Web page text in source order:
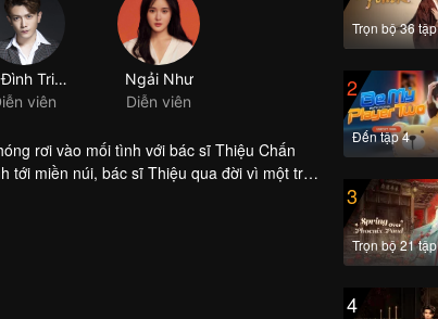
Lý Đình Triết
viên
Ngải Như
Diễn viên
rơi vào mối tình với bác sĩ Thiệu Chấn
tới miền núi, bác sĩ Thiệu qua đời vì một trận
viện. Lôi Vũ Tranh (Đậu Kiêu) là người
bắt Hiểu Tô làm việc hết sức vất vả.
Trọn bộ 36 tập
2
Đến tập 4
3
Trọn bộ 21 tập
4